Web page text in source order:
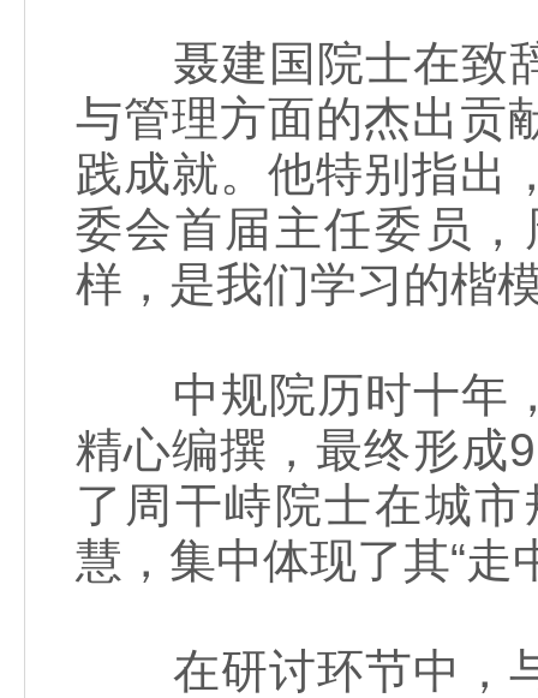
聂建国院士在致辞
与管理方面的杰出贡
践成就。他特别指出
委会首届主任委员
样，是我们学习的楷
中规院历时十年，
精心编撰，最终形成
了周干峙院士在城
慧，集中体现了其“走
在研讨环节中，与